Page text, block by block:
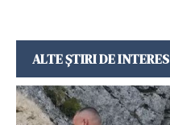
ALTE ȘTIRI DE INTERES